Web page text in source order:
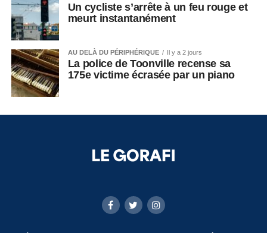
Un cycliste s’arrête à un feu rouge et
meurt instantanément
AU DELÀ DU PÉRIPHÉRIQUE Il y a 2 jours
La police de Toonville recense sa
175e victime écrasée par un piano